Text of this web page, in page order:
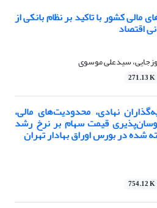
مالی کشور با تاکید بر نظام بانکی از
اقتصاد
سیدعلی موسوی
271.13 K
نهادی، محدودیت‌های مالی،
قیمت سهام بر نرخ رشد
در بورس اوراق بهادار تهران
754.12 K